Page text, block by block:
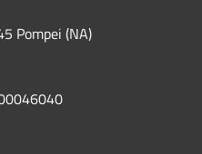
Pompei (NA)